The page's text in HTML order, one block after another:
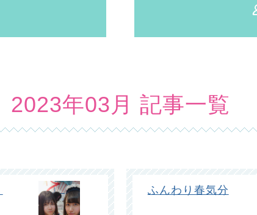
2023年03月 記事一覧
ふんわり春気分